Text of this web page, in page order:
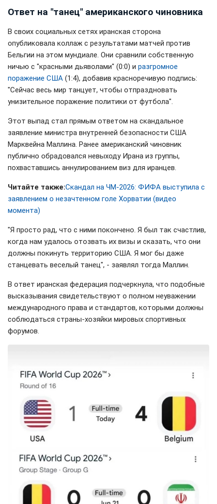
Ответ на "танец" американского чиновника
В своих социальных сетях иранская сторона
опубликовала коллаж с результатами матчей против
Бельгии на этом мундиале. Они сравнили собственную
ничью с "красными дьяволами" (0:0) и разгромное
поражение США (1:4), добавив красноречивую подпись:
"Сейчас весь мир танцует, чтобы отпраздновать
унизительное поражение политики от футбола".
Этот выпад стал прямым ответом на скандальное
заявление министра внутренней безопасности США
Марквейна Маллина. Ранее американский чиновник
публично обрадовался невыходу Ирана из группы,
похваставшись аннулированием виз для иранцев.
Читайте также:Скандал на ЧМ-2026: ФИФА выступила с
заявлением о незачтенном голе Хорватии (видео
момента)
"Я просто рад, что с ними покончено. Я был так счастлив,
когда нам удалось отозвать их визы и сказать, что они
должны покинуть территорию США. Я мог бы даже
станцевать веселый танец", - заявлял тогда Маллин.
В ответ иранская федерация подчеркнула, что подобные
высказывания свидетельствуют о полном неуважении
международного права и стандартов, которыми должны
соблюдаться страны-хозяйки мировых спортивных
форумов.